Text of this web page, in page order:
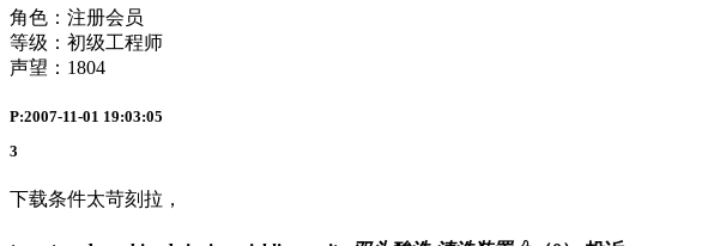
角色：注册会员
等级：初级工程师
声望： 1804
P:2007-11-01 19:03:05
3
下载条件太苛刻拉，